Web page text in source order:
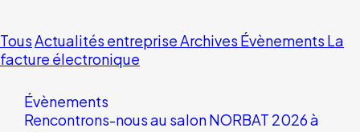
TousActualités entrepriseArchives Évènements La
facture électronique
Évènements
Rencontrons-nous au salon NORBAT 2026 à